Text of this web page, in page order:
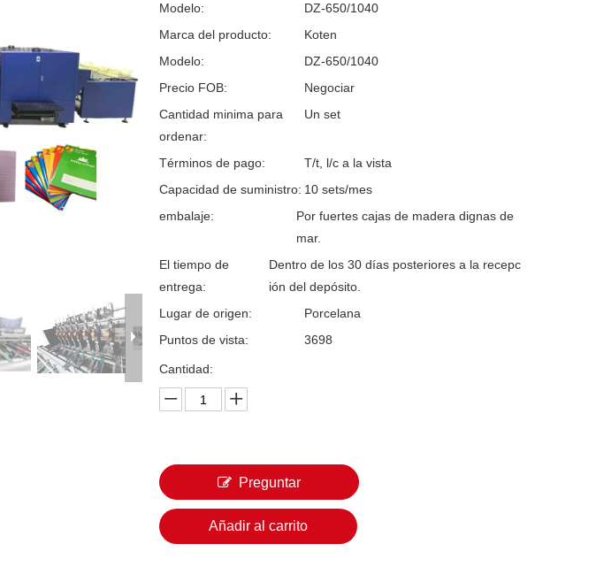
Modelo:
DZ-650/1040
Marca del producto:
Koten
Modelo:
DZ-650/1040
Precio FOB:
Negociar
Cantidad minima para
ordenar:
Un set
Términos de pago:
T/t, l/c a la vista
Capacidad de suministro: 10 sets/mes
embalaje:
Por fuertes cajas de madera dignas de
mar.
El tiempo de
entrega:
Dentro de los 30 días posteriores a la recepc
ión del depósito.
Lugar de origen:
Porcelana
Puntos de vista:
3698
Cantidad:
Preguntar
Añadir al carrito